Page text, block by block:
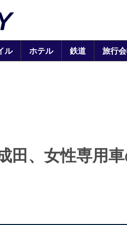
ル ホテル 鉄道 旅行
田、女性専用